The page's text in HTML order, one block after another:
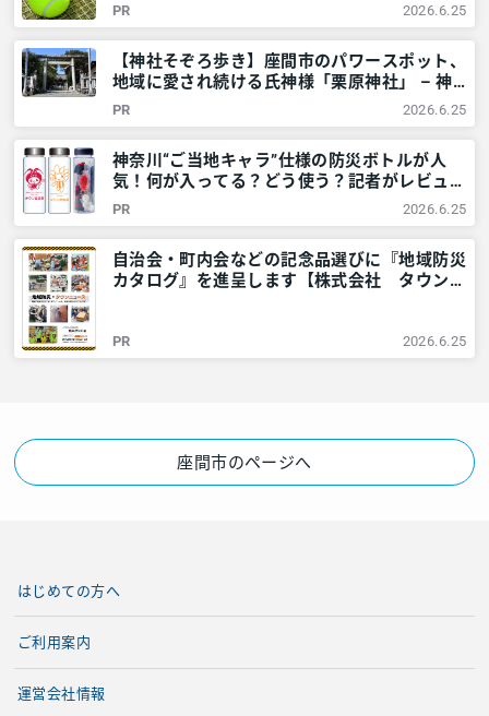
のご近所情報 – レアリア
PR 2026.6.25
【神社そぞろ歩き】座間市のパワースポット、
地域に愛され続ける氏神様「栗原神社」 – 神
奈川・東京多摩のご近所情報 – レアリア
PR 2026.6.25
神奈川“ご当地キャラ”仕様の防災ボトルが人
気！何が入ってる？どう使う？記者がレビュー
してみました – 神奈川・東京多摩のご近所情
報 – レアリア
PR 2026.6.25
自治会・町内会などの記念品選びに『地域防災
カタログ』を進呈します【株式会社 タウンニ
PR 2026.6.25
座間市のページへ
はじめての方へ
ご利用案内
運営会社情報